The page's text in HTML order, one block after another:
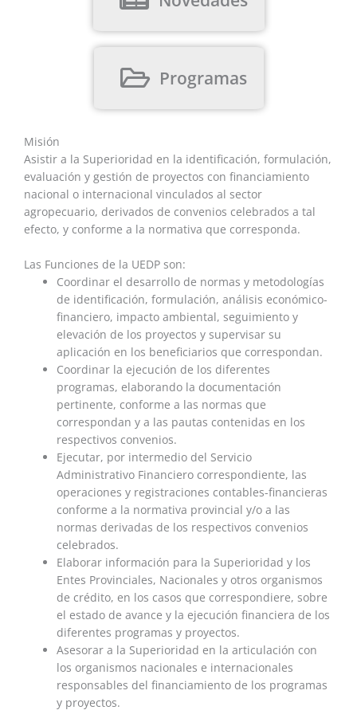
Programas
Misión
Asistir a la Superioridad en la identificación, formulación,
evaluación y gestión de proyectos con financiamiento
nacional o internacional vinculados al sector
agropecuario, derivados de convenios celebrados a tal
efecto, y conforme a la normativa que corresponda.
Las Funciones de la UEDP son:
Coordinar el desarrollo de normas y metodologías
de identificación, formulación, análisis económico-
financiero, impacto ambiental, seguimiento y
elevación de los proyectos y supervisar su
aplicación en los beneficiarios que correspondan.
Coordinar la ejecución de los diferentes
programas, elaborando la documentación
pertinente, conforme a las normas que
correspondan y a las pautas contenidas en los
respectivos convenios.
Ejecutar, por intermedio del Servicio
Administrativo Financiero correspondiente, las
operaciones y registraciones contables-financieras
conforme a la normativa provincial y/o a las
normas derivadas de los respectivos convenios
celebrados.
Elaborar información para la Superioridad y los
Entes Provinciales, Nacionales y otros organismos
de crédito, en los casos que correspondiere, sobre
el estado de avance y la ejecución financiera de los
diferentes programas y proyectos.
Asesorar a la Superioridad en la articulación con
los organismos nacionales e internacionales
responsables del financiamiento de los programas
y proyectos.